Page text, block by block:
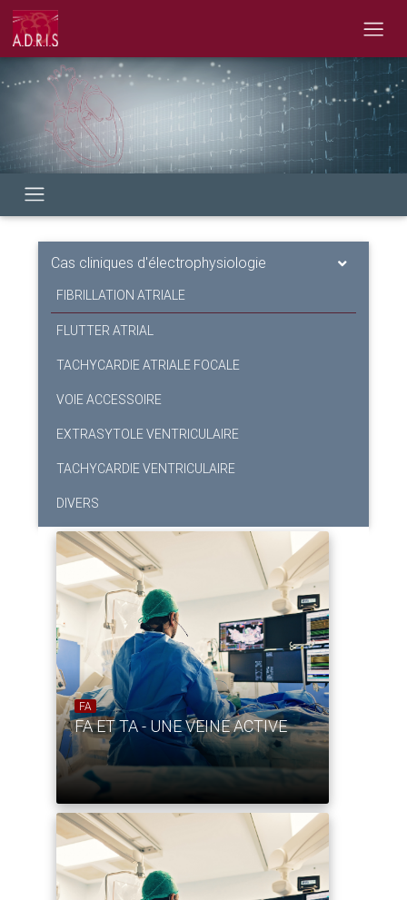
Cas cliniques d'électrophysiologie
FIBRILLATION ATRIALE
FLUTTER ATRIAL
TACHYCARDIE ATRIALE FOCALE
VOIE ACCESSOIRE
EXTRASYTOLE VENTRICULAIRE
TACHYCARDIE VENTRICULAIRE
DIVERS
FA
FA ET TA - UNE VEINE ACTIVE